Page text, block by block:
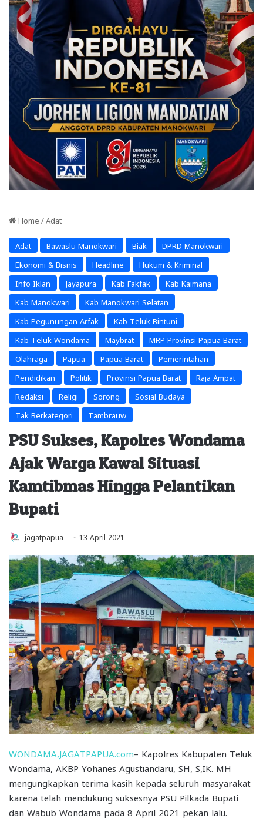
Home / Adat
Adat Bawaslu Manokwari Biak DPRD Manokwari
Ekonomi & Bisnis Headline Hukum & Kriminal
Info Iklan Jayapura Kab Fakfak Kab Kaimana
Kab Manokwari Kab Manokwari Selatan
Kab Pegunungan Arfak Kab Teluk Bintuni
Kab Teluk Wondama Maybrat MRP Provinsi Papua Barat
Olahraga Papua Papua Barat Pemerintahan
Pendidikan Politik Provinsi Papua Barat Raja Ampat
Redaksi Religi Sorong Sosial Budaya
Tak Berkategori Tambrauw
PSU Sukses, Kapolres Wondama
Ajak Warga Kawal Situasi
Kamtibmas Hingga Pelantikan
Bupati
jagatpapua 13 April 2021
WONDAMA,JAGATPAPUA.com– Kapolres Kabupaten Teluk
Wondama, AKBP Yohanes Agustiandaru, SH, S,IK. MH
mengungkapkan terima kasih kepada seluruh masyarakat
karena telah mendukung suksesnya PSU Pilkada Bupati
dan Wabub Wondama pada 8 April 2021 pekan lalu.